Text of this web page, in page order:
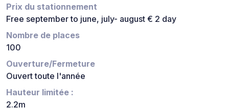
Prix du stationnement
Free september to june, july- august € 2 day
Nombre de places
100
Ouverture/Fermeture
Ouvert toute l'année
Hauteur limitée :
2.2m